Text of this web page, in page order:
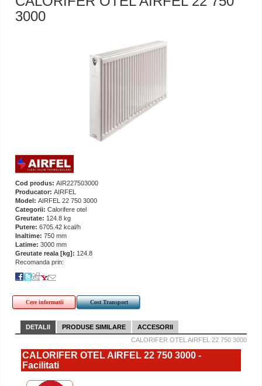
3000
Cod produs: AIR227503000
Producator: AIRFEL
Model: AIRFEL 22 750 3000
Categorii: Calorifere otel
Greutate: 124.8 kg
Putere: 6705.42 kcal/h
Inaltime: 750 mm
Latime: 3000 mm
Greutate reala [kg]: 124.8
Recomanda prin:
Cere informatii Cost Transport
DETALII PRODUSE SIMILARE
ACCESORII
CALORIFER OTEL AIRFEL 22 750 3000
CALORIFER OTEL AIRFEL 22 750 3000 -
Facilitati